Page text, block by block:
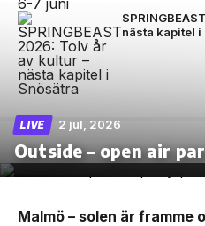
nästa kapitel i
LIVE 2 jul, 2026
Outside – open air
Malmö – solen är framme